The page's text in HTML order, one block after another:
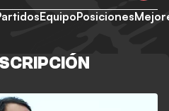
EquipoPosiciones